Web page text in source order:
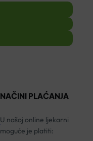
NAČINI PLAĆANJA
U našoj online ljekarni
moguće je platiti: